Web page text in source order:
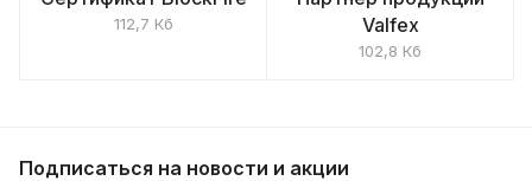
112,7 Кб
Valfex
102,8 Кб
Подписаться на новости и акции